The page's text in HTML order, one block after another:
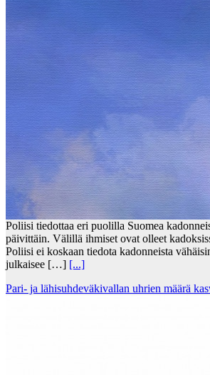
Poliisi tiedottaa eri puolilla Suomea
päivittäin. Välillä ihmiset ovat olleet
Poliisi ei koskaan tiedota kadonneista
julkaisee […] [...]
Pari- ja lähisuhdeväkivallan uhrien määrä